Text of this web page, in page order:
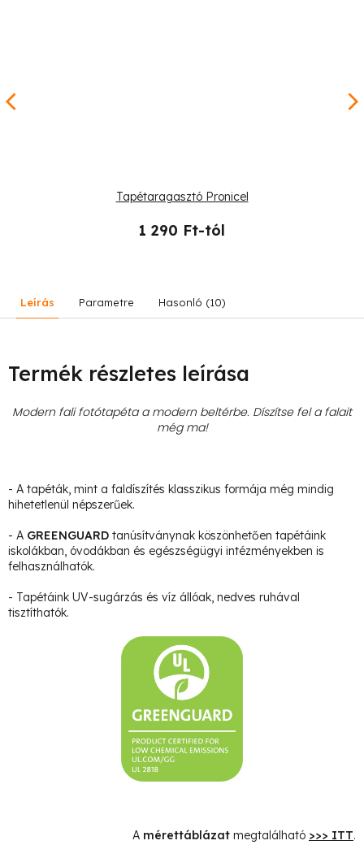
Tapétaragasztó Pronicel
1 290 Ft-tól
Leírás Parametre Hasonló (10)
Termék részletes leírása
Modern fali fotótapéta a modern beltérbe. Díszítse fel a falait
még ma!
- A tapéták, mint a faldíszítés klasszikus formája még mindig
hihetetlenül népszerűek.
- A GREENGUARD tanúsítványnak köszönhetően tapétáink
iskolákban, óvodákban és egészségügyi intézményekben is
felhasználhatók.
- Tapétáink UV-sugárzás és víz állóak, nedves ruhával
tisztíthatók.
A mérettáblázat megtalálható >>> ITT.